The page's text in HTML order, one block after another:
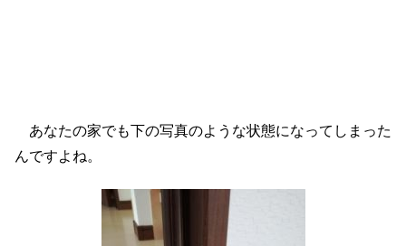
あなたの家でも下の写真のような状態になってしまった
んですよね。